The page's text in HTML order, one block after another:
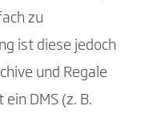
zu
ist diese jedoch
und Regale
DMS (z. B.